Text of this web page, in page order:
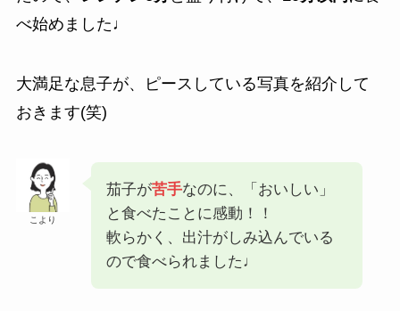
べ始めました♩
大満足な息子が、ピースしている写真を紹介して
おきます(笑)
こより
茄子が苦手なのに、「おいしい」
と食べたことに感動！！
軟らかく、出汁がしみ込んでいる
ので食べられました♩